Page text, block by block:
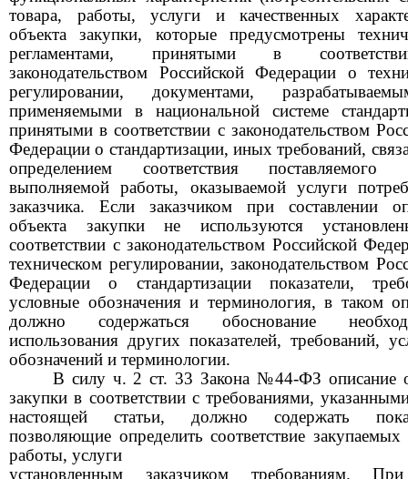
товара, работы, услуги и качественных
объекта закупки, которые предусмотрены
регламентами, принятыми в
законодательством Российской Федерации о
регулировании, документами,
применяемыми в национальной системе
принятыми в соответствии с законодательством
Федерации о стандартизации, иных требований,
определением соответствия поставляемого
выполняемой работы, оказываемой услуги
заказчика. Если заказчиком при составлении
объекта закупки не используются
соответствии с законодательством Российской
техническом регулировании, законодательством
Федерации о стандартизации показатели,
условные обозначения и терминология, в таком
должно содержаться обоснование
использования других показателей, требований,
обозначений и терминологии.
В силу ч.2ст. 33 Закона №44-ФЗ описание
закупки в соответствии с требованиями,
настоящей статьи, должно содержать
позволяющие определить соответствие закупаемых
работы, услуги
установленным заказчиком требованиям.